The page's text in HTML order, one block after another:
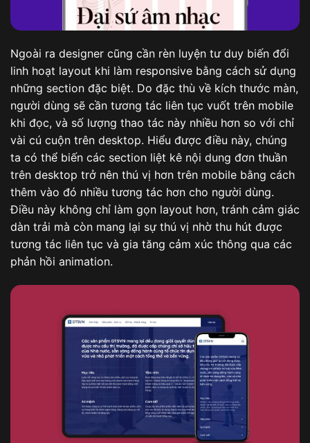
Ngoài ra designer cũng cần rèn luyện tư duy biến đổi
linh hoạt layout khi làm responsive bằng cách sử dụng
những section đặc biệt. Do đặc thù về kích thước màn,
người dùng sẽ cần tương tác liên tục vuốt trên mobile
khi đọc, và số lượng thao tác này nhiều hơn so với chỉ
vài cú cuộn trên desktop. Hiểu được điều này, chúng
ta có thể biến các section liệt kê nội dung đơn thuần
trên desktop trở nên thú vị hơn trên mobile bằng cách
thêm vào đó nhiều tương tác hơn cho người dùng.
Điều này không chỉ làm gọn layout hơn, tránh cảm giác
dàn trải mà còn mang lại sự thú vị nhờ thu hút được
tương tác liên tục và gia tăng cảm xúc thông qua các
phản hồi animation.